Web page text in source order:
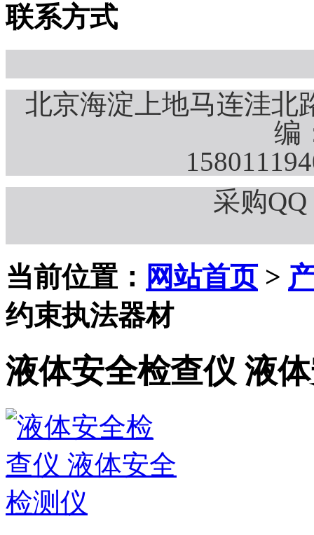
联系方式
北京海淀上地马连洼北
编
采购QQ
当前位置： 网站首页>
约束执法器材
液体安全检查仪 液